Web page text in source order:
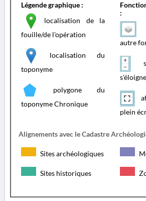
Légende graphique :
localisation de la
fouille/de l'opération
localisation du
toponyme
polygone du
toponyme Chronique
:
autre
plein
Alignements avec le Cadastre
Sites archéologiques
Sites historiques